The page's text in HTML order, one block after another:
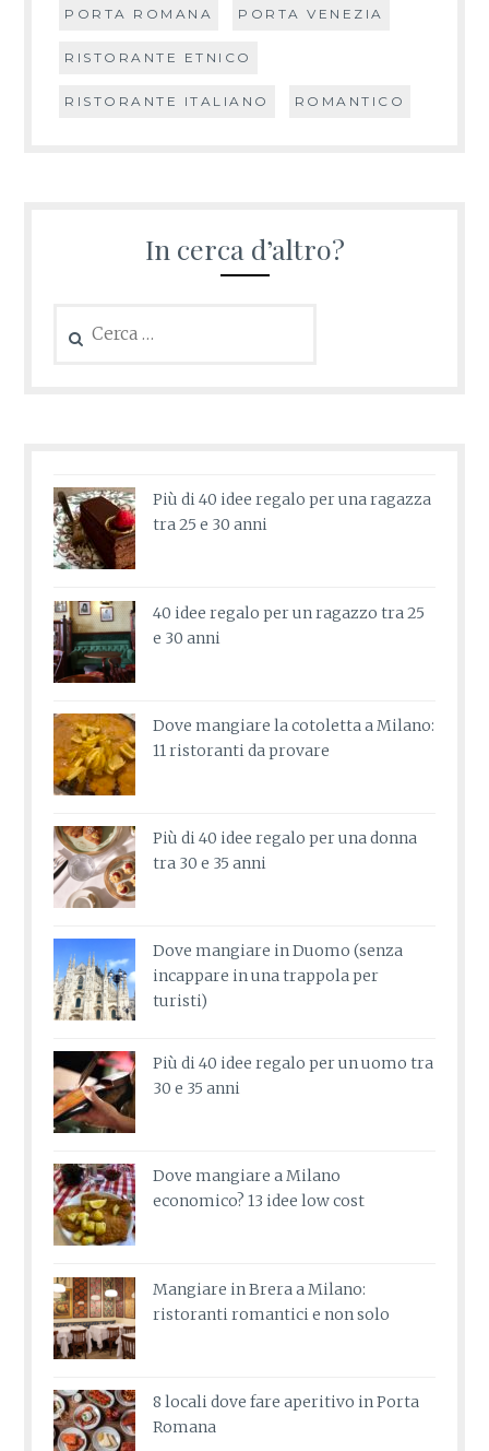
PORTA ROMANA PORTA VENEZIA
RISTORANTE ETNICO
RISTORANTE ITALIANO ROMANTICO
In cerca d’altro?
per:
Più di 40 idee regalo per una ragazza
tra 25 e 30 anni
40 idee regalo per un ragazzo tra 25
e 30 anni
Dove mangiare la cotoletta a Milano:
11 ristoranti da provare
Più di 40 idee regalo per una donna
tra 30 e 35 anni
Dove mangiare in Duomo (senza
incappare in una trappola per
turisti)
Più di 40 idee regalo per un uomo tra
30 e 35 anni
Dove mangiare a Milano
economico? 13 idee low cost
Mangiare in Brera a Milano:
ristoranti romantici e non solo
8 locali dove fare aperitivo in Porta
Romana